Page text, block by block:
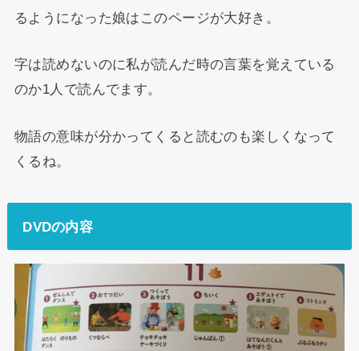
るようになった娘はこのページが大好き。
字は読めないのに私が読んだ時の言葉を覚えている
のか1人で読んでます。
物語の意味が分かってくると読むのも楽しくなって
くるね。
DVDの内容